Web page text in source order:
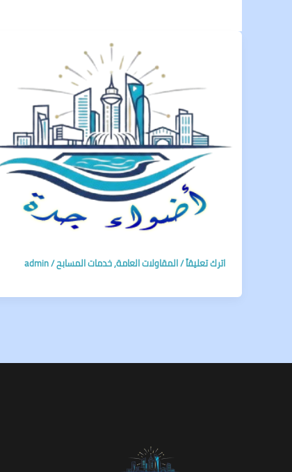
اترك تعليقاً/المقاولات العامة,خدمات المسابح/
admin